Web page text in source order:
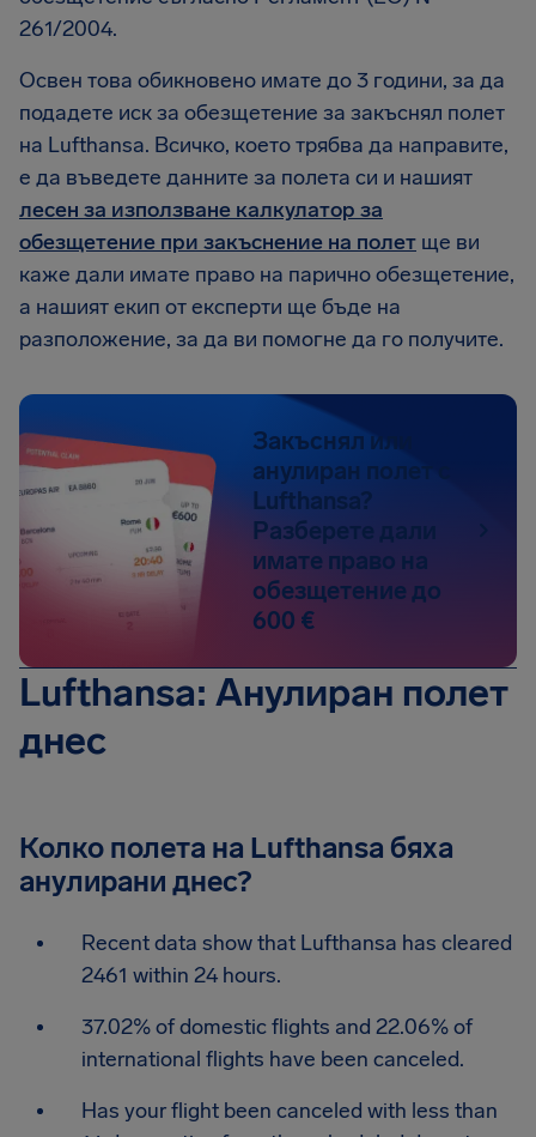
261/2004.
Освен това обикновено имате до 3 години, за да
подадете иск за обезщетение за закъснял полет
на Lufthansa. Всичко, което трябва да направите,
е да въведете данните за полета си и нашият
лесен за използване калкулатор за
обезщетение при закъснение на полет ще ви
каже дали имате право на парично обезщетение,
а нашият екип от експерти ще бъде на
разположение, за да ви помогне да го получите.
Закъснял или
анулиран полет с
Lufthansa?
Разберете дали
имате право на
обезщетение до
600 €
Lufthansa: Анулиран полет
днес
Колко полета на Lufthansa бяха
анулирани днес?
Recent data show that Lufthansa has cleared
2461 within 24 hours.
37.02% of domestic flights and 22.06% of
international flights have been canceled.
Has your flight been canceled with less than